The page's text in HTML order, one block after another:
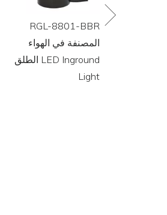
RGL-8801-BBR
المصنفة في الهواء
الطلق LED Inground
Light